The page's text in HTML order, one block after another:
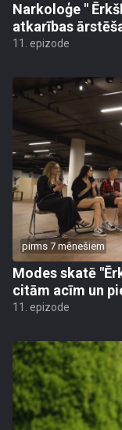
Narkoloģe "
atkarības
11. epizode
pirms 7 mēnešiem
Modes skatē
citām acīm un
11. epizode